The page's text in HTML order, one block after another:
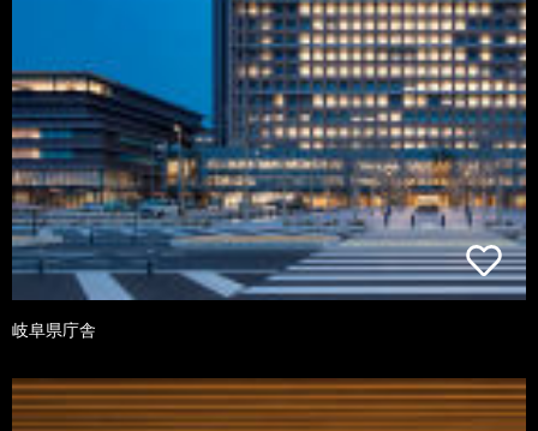
岐阜県庁舎